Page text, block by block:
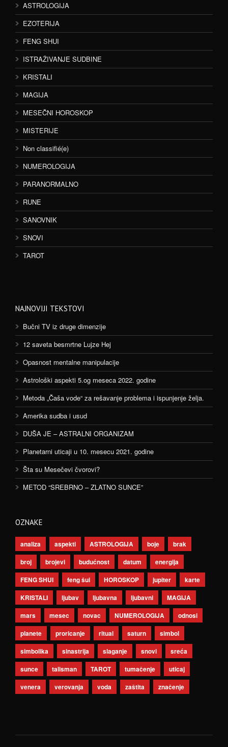
ASTROLOGIJA
EZOTERIJA
FENG SHUI
ISTRAŽIVANJE SUDBINE
KRISTALI
MAGIJA
MESEČNI HOROSKOP
MISTERIJE
Non classifié(e)
NUMEROLOGIJA
PARANORMALNO
RUNE
SANOVNIK
SNOVI
TAROT
NAJNOVIJI TEKSTOVI
Bučni TV iz druge dimenzije
12 saveta besmrtne Lujze Hej
Opasnost mentalne manipulacije
Astrološki aspekti 5.og meseca 2022. godine
Metoda „Čaša vode“ za rešavanje problema i ispunjenje želja.
Amerika sudba i usud
DUŠA JE – ASTRALNI ORGANIZAM
Planetarni uticaji u 10. mesecu 2021. godine
Šta su Mesečevi čvorovi?
METOD “SREBRNO – ZLATNO SUNCE”
OZNAKE
analiza aspekti ASTROLOGIJA boje
brak
broj
brojevi budućnost datum
energija
FENG SHUI
feng šui HOROSKOP jupiter
karte
KRISTALI
ljubav ljubavna ljubavni
MAGIJA
mars
mesec novac NUMEROLOGIJA
odnosi
planete
proricanje ritual saturn
simbol
simbolika
sinastrija slaganje snovi
sreća
sunce
talisman TAROT tumačenje
uticaj
venera
verovanja voda zaštita značenje